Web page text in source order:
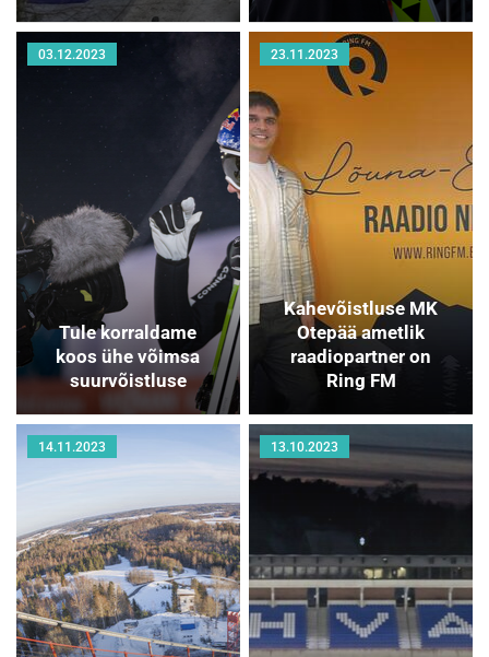
03.12.2023
Tule korraldame
koos ühe võimsa
suurvõistluse
23.11.2023
Kahevõistluse MK
Otepää ametlik
raadiopartner on
Ring FM
14.11.2023 13.10.2023